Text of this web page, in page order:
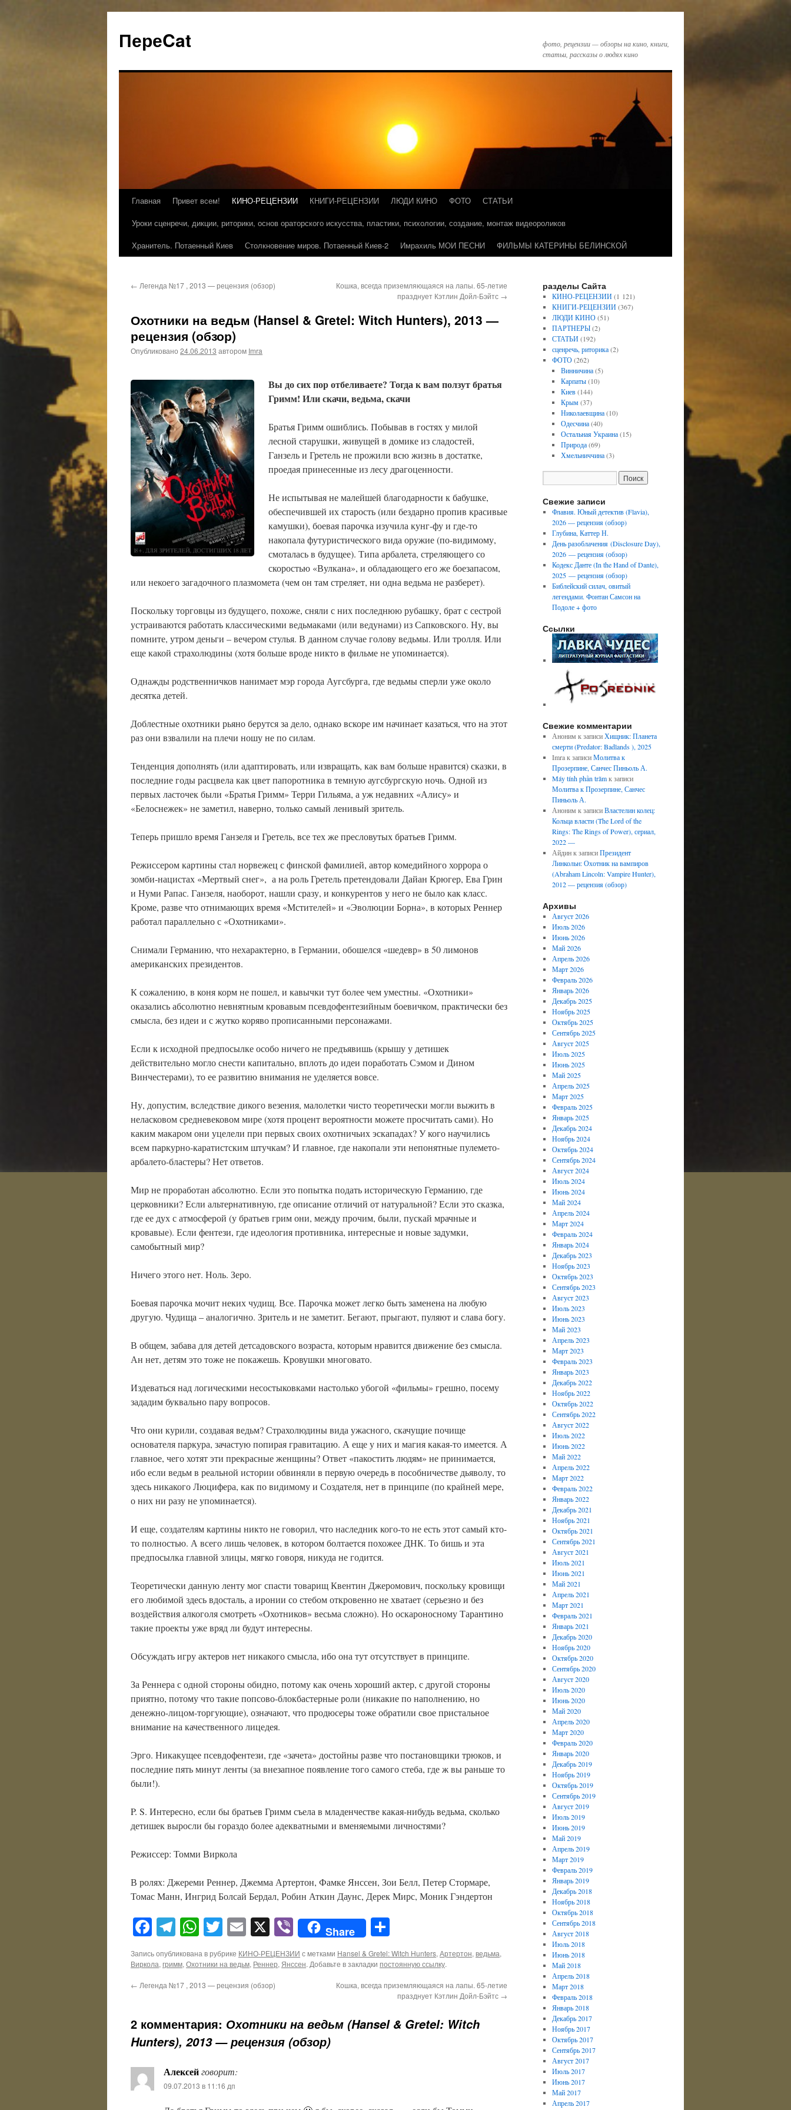
ПереCat
фото, рецензии — обзоры на кино, книги,
статьи, рассказы о людях кино
Главная Привет всем! КИНО-РЕЦЕНЗИИ КНИГИ-РЕЦЕНЗИИ ЛЮДИ КИНО ФОТО
СТАТЬИ
Уроки сценречи, дикции, риторики, основ ораторского искусства, пластики, психологии, создание, монтаж видеороликов
Хранитель. Потаенный Киев
Столкновение миров. Потаенный Киев-2 Имрахиль МОИ ПЕСНИ ФИЛЬМЫ КАТЕРИНЫ БЕЛИНСКОЙ
← Легенда №17 , 2013 — рецензия (обзор)
Кошка, всегда приземляющаяся на лапы. 65-летие
празднует Кэтлин Дойл-Бэйтс →
Охотники на ведьм (Hansel & Gretel: Witch Hunters), 2013 —
рецензия (обзор)
Опубликовано 24.06.2013 автором Imra
Вы до сих пор отбеливаете? Тогда к вам ползут братья
Гримм! Или скачи, ведьма, скачи
Братья Гримм ошиблись. Побывав в гостях у милой
лесной старушки, живущей в домике из сладостей,
Ганзель и Гретель не прожили всю жизнь в достатке,
проедая принесенные из лесу драгоценности.
Не испытывая не малейшей благодарности к бабушке,
обеспечившей их старость (или бездарно пропив красивые
камушки), боевая парочка изучила кунг-фу и где-то
накопала футуристического вида оружие (по-видимому,
смоталась в будущее). Типа арбалета, стреляющего со
скоростью «Вулкана», и обладающего его же боезапасом,
или некоего загадочного плазмомета (чем он там стреляет, ни одна ведьма не разберет).
Поскольку торговцы из будущего, похоже, сняли с них последнюю рубашку, брат с сестрой
устраиваются работать классическими ведьмаками (или ведунами) из Сапковского. Ну, вы
помните, утром деньги – вечером стулья. В данном случае голову ведьмы. Или тролля. Или
еще какой страхолюдины (хотя больше вроде никто в фильме не упоминается).
Однажды родственничков нанимает мэр города Аугсбурга, где ведьмы сперли уже около
десятка детей.
Доблестные охотники рьяно берутся за дело, однако вскоре им начинает казаться, что на этот
раз они взвалили на плечи ношу не по силам.
Тенденция дополнять (или адаптировать, или извращать, как вам больше нравится) сказки, в
последние годы расцвела как цвет папоротника в темную аугсбургскую ночь. Одной из
первых ласточек были «Братья Гримм» Терри Гильяма, а уж недавних «Алису» и
«Белоснежек» не заметил, наверно, только самый ленивый зритель.
Теперь пришло время Ганзеля и Гретель, все тех же пресловутых братьев Гримм.
Режиссером картины стал норвежец с финской фамилией, автор комедийного хоррора о
зомби-нацистах «Мертвый снег», а на роль Гретель претендовали Дайан Крюгер, Ева Грин
и Нуми Рапас. Ганзеля, наоборот, нашли сразу, и конкурентов у него не было как класс.
Кроме, разве что отнимающих время «Мстителей» и «Эволюции Борна», в которых Реннер
работал параллельно с «Охотниками».
Снимали Германию, что нехарактерно, в Германии, обошелся «шедевр» в 50 лимонов
американских президентов.
К сожалению, в коня корм не пошел, и кавычки тут более чем уместны. «Охотники»
оказались абсолютно невнятным кровавым псевдофентезийным боевичком, практически без
смысла, без идеи и с жутко коряво прописанными персонажами.
Если к исходной предпосылке особо ничего не предъявишь (крышу у детишек
действительно могло снести капитально, вплоть до идеи поработать Сэмом и Дином
Винчестерами), то ее развитию внимания не уделяется вовсе.
Ну, допустим, вследствие дикого везения, малолетки чисто теоретически могли выжить в
неласковом средневековом мире (хотя процент вероятности можете просчитать сами). Но
каким макаром они уцелели при первых своих охотничьих эскападах? У кого научились
всем паркурно-каратистским штучкам? И главное, где накопали эти непонятные пулемето-
арбалето-бластеры? Нет ответов.
Мир не проработан абсолютно. Если это попытка подать историческую Германию, где
церковники? Если альтернативную, где описание отличий от натуральной? Если это сказка,
где ее дух с атмосферой (у братьев грим они, между прочим, были, пускай мрачные и
кровавые). Если фентези, где идеология противника, интересные и новые задумки,
самобытный мир?
Ничего этого нет. Ноль. Зеро.
Боевая парочка мочит неких чудищ. Все. Парочка может легко быть заменена на любую
другую. Чудища – аналогично. Зритель и не заметит. Бегают, прыгают, пуляют и слава богу.
В общем, забава для детей детсадовского возраста, которым нравится движение без смысла.
Ан нет, детям это тоже не покажешь. Кровушки многовато.
Издеваться над логическими несостыковками настолько убогой «фильмы» грешно, посему
зададим буквально пару вопросов.
Что они курили, создавая ведьм? Страхолюдины вида ужасного, скачущие почище
основателя паркура, зачастую попирая гравитацию. А еще у них и магия какая-то имеется. А
главное, чего хотят эти прекрасные женщины? Ответ «пакостить людям» не принимается,
ибо если ведьм в реальной истории обвиняли в первую очередь в пособничестве дьяволу, то
здесь никакого Люцифера, как по видимому и Создателя, нет в принципе (по крайней мере,
о них ни разу не упоминается).
И еще, создателям картины никто не говорил, что наследник кого-то не есть этот самый кто-
то полностью. А всего лишь человек, в котором болтается похожее ДНК. То бишь и эта
предпосылка главной злицы, мягко говоря, никуда не годится.
Теоретически данную ленту мог спасти товарищ Квентин Джеромович, поскольку кровищи
его любимой здесь вдосталь, а иронии со стебом откровенно не хватает (серьезно и без
воздействия алкоголя смотреть «Охотников» весьма сложно). Но оскароносному Тарантино
такие проекты уже вряд ли будут интересны.
Обсуждать игру актеров нет никакого смысла, ибо она тут отсутствует в принципе.
За Реннера с одной стороны обидно, потому как очень хороший актер, с другой стороны
приятно, потому что такие попсово-блокбастерные роли (никакие по наполнению, но
денежно-лицом-торгующие), означают, что продюсеры тоже обратили свое пристальное
внимание на качественного лицедея.
Эрго. Никакущее псевдофентези, где «зачета» достойны разве что постановщики трюков, и
последние пять минут ленты (за внезапное появление того самого стеба, где ж вы раньше то
были!).
P. S. Интересно, если бы братьев Гримм съела в младенчестве какая-нибудь ведьма, сколько
детишек выросли бы гораздо более адекватными и вменяемыми личностями?
Режиссер: Томми Виркола
В ролях: Джереми Реннер, Джемма Артертон, Фамке Янссен, Зои Белл, Петер Стормаре,
Томас Манн, Ингрид Болсай Бердал, Робин Аткин Даунс, Дерек Мирс, Моник Гэндертон
Facebook
Telegram
WhatsApp
Twitter
Email
X ViberShare
Запись опубликована в рубрике КИНО-РЕЦЕНЗИИ с метками Hansel & Gretel: Witch Hunters,Артертон,ведьма,
Виркола,гримм,Охотники на ведьм, Реннер,Янссен. Добавьте в закладки постоянную ссылку.
← Легенда №17 , 2013 — рецензия (обзор)
Кошка, всегда приземляющаяся на лапы. 65-летие
празднует Кэтлин Дойл-Бэйтс →
2 комментария: Охотники на ведьм (Hansel & Gretel: Witch
Hunters), 2013 — рецензия (обзор)
Алексейговорит:
09.07.2013 в 11:16 дп
разделы Сайта
КИНО-РЕЦЕНЗИИ(1 121)
КНИГИ-РЕЦЕНЗИИ(367)
ЛЮДИ КИНО(51)
ПАРТНЕРЫ(2)
СТАТЬИ(192)
сценречь, риторика(2)
ФОТО(262)
Винничина(5)
Карпаты(10)
Киев(144)
Крым(37)
Николаевщина(10)
Одесчина(40)
Остальная Украина(15)
Природа(69)
Хмельниччина(3)
Свежие записи
Флавия. Юный детектив (Flavia),
2026 — рецензия (обзор)
Глубина, Каттер Н.
День разоблачения (Disclosure Day),
2026 — рецензия (обзор)
Кодекс Данте (In the Hand of Dante),
2025 — рецензия (обзор)
Библейский силач, овитый
легендами. Фонтан Самсон на
Подоле + фото
Ссылки
Свежие комментарии
Аноним к записиХищник: Планета
смерти (Predator: Badlands ), 2025
Imraк записиМолитва к
Прозерпине, Санчес Пиньоль А.
Máy tính phần trămк записи
Молитва к Прозерпине, Санчес
Пиньоль А.
Аноним к записиВластелин колец:
Кольца власти (The Lord of the
Rings: The Rings of Power), сериал,
2022 —
Айдинк записиПрезидент
Линкольн: Охотник на вампиров
(Abraham Lincoln: Vampire Hunter),
2012 — рецензия (обзор)
Архивы
Август 2026
Июль 2026
Июнь 2026
Май 2026
Апрель 2026
Март 2026
Февраль 2026
Январь 2026
Декабрь 2025
Ноябрь 2025
Октябрь 2025
Сентябрь 2025
Август 2025
Июль 2025
Июнь 2025
Май 2025
Апрель 2025
Март 2025
Февраль 2025
Январь 2025
Декабрь 2024
Ноябрь 2024
Октябрь 2024
Сентябрь 2024
Август 2024
Июль 2024
Июнь 2024
Май 2024
Апрель 2024
Март 2024
Февраль 2024
Январь 2024
Декабрь 2023
Ноябрь 2023
Октябрь 2023
Сентябрь 2023
Август 2023
Июль 2023
Июнь 2023
Май 2023
Апрель 2023
Март 2023
Февраль 2023
Январь 2023
Декабрь 2022
Ноябрь 2022
Октябрь 2022
Сентябрь 2022
Август 2022
Июль 2022
Июнь 2022
Май 2022
Апрель 2022
Март 2022
Февраль 2022
Январь 2022
Декабрь 2021
Ноябрь 2021
Октябрь 2021
Сентябрь 2021
Август 2021
Июль 2021
Июнь 2021
Май 2021
Апрель 2021
Март 2021
Февраль 2021
Январь 2021
Декабрь 2020
Ноябрь 2020
Октябрь 2020
Сентябрь 2020
Август 2020
Июль 2020
Июнь 2020
Май 2020
Апрель 2020
Март 2020
Февраль 2020
Январь 2020
Декабрь 2019
Ноябрь 2019
Октябрь 2019
Сентябрь 2019
Август 2019
Июль 2019
Июнь 2019
Май 2019
Апрель 2019
Март 2019
Февраль 2019
Январь 2019
Декабрь 2018
Ноябрь 2018
Октябрь 2018
Сентябрь 2018
Август 2018
Июль 2018
Июнь 2018
Май 2018
Апрель 2018
Март 2018
Февраль 2018
Январь 2018
Декабрь 2017
Ноябрь 2017
Октябрь 2017
Сентябрь 2017
Август 2017
Июль 2017
Июнь 2017
Май 2017
Апрель 2017